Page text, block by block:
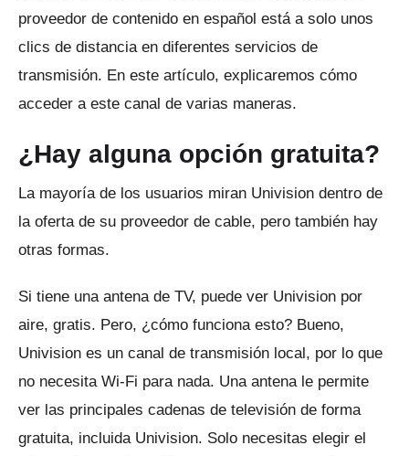
proveedor de contenido en español está a solo unos
clics de distancia en diferentes servicios de
transmisión. En este artículo, explicaremos cómo
acceder a este canal de varias maneras.
¿Hay alguna opción gratuita?
La mayoría de los usuarios miran Univision dentro de
la oferta de su proveedor de cable, pero también hay
otras formas.
Si tiene una antena de TV, puede ver Univision por
aire, gratis. Pero, ¿cómo funciona esto? Bueno,
Univision es un canal de transmisión local, por lo que
no necesita Wi-Fi para nada. Una antena le permite
ver las principales cadenas de televisión de forma
gratuita, incluida Univision. Solo necesitas elegir el